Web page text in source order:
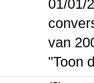
01/01/
van
"Toon